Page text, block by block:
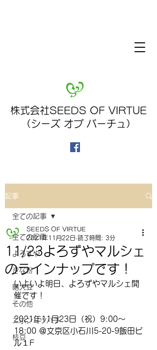
株式会社SEEDS OF VIRTUE
（シーズ オブ バーチュ）
記事
全ての記事
よろずや
きな粉
曙大豆
その他
ニホンミツバチ
枝豆
全ての記事
11/23よろずやマルシェ
のラインナップです！
SEEDS OF VIRTUE
2021年11月22日 読了時間: 3分
いよいよ明日、よろずやマルシェ開
催です！
2021年11月23日（祝）9:00～
18:00 ＠文京区小石川5-20-9飯田ビ
ル１F